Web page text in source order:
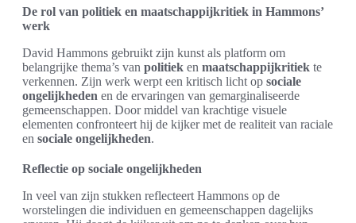
De rol van politiek en maatschappijkritiek in Hammons’
werk
David Hammons gebruikt zijn kunst als platform om
belangrijke thema’s van politiek en maatschappijkritiek te
verkennen. Zijn werk werpt een kritisch licht op sociale
ongelijkheden en de ervaringen van gemarginaliseerde
gemeenschappen. Door middel van krachtige visuele
elementen confronteert hij de kijker met de realiteit van raciale
en sociale ongelijkheden.
Reflectie op sociale ongelijkheden
In veel van zijn stukken reflecteert Hammons op de
worstelingen die individuen en gemeenschappen dagelijks